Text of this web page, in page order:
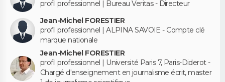
profil professionnel | Bureau Veritas - Directeur
Jean-Michel FORESTIER
profil professionnel | ALPINA SAVOIE - Compte clé
marque nationale
Jean-Michel FORESTIER
profil professionnel | Université Paris 7, Paris-Diderot -
Chargé d'enseignement en journalisme écrit, master